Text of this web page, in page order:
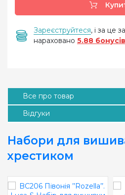
Зареєструйтеся, і за це
нараховано 5.88 бонусів
Все про товар
Відгуки
Набори для
хрестиком